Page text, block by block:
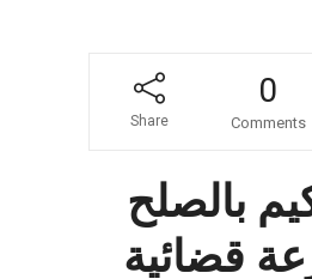
0
Comments
Share
بالصلح
قضائية